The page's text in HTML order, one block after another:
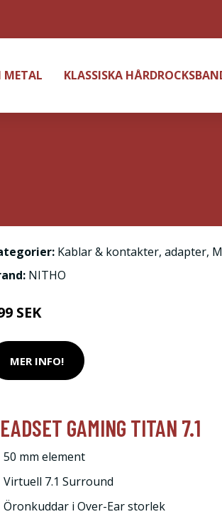
METAL KLASSISKA
Kablar & kontakter, adapter,
NITHO
SEK
MER INFO!
GAMING TITAN 7.1
50 mm element
Virtuell 7.1 Surround
Öronkuddar i Over-Ear storlek